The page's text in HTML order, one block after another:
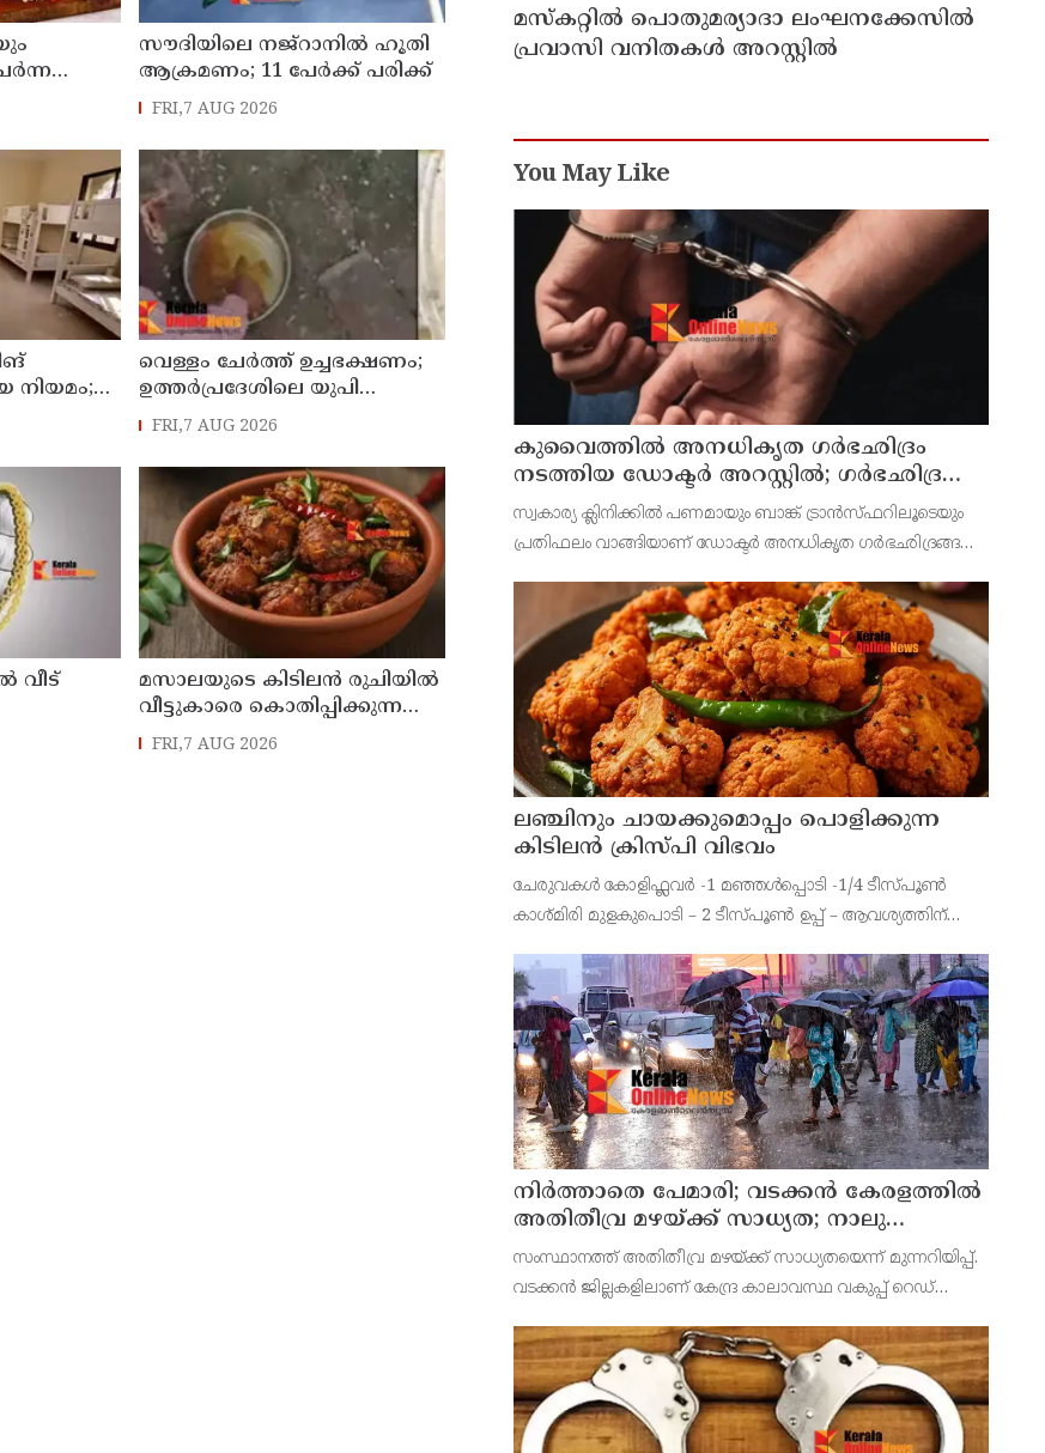
സൗദിയിലെ നജ്റാനില്‍ ഹൂതി
ആക്രമണം; 11 പേര്‍ക്ക് പരിക്ക്
FRI,7 AUG 2026
നിയമം;
വെള്ളം ചേര്‍ത്ത് ഉച്ചഭക്ഷണം;
ഉത്തര്‍പ്രദേശിലെ യുപി
സ്‌കൂളില്‍ പ്രധാനാധ്യാപകന്
FRI,7 AUG 2026
വീട്
പണവും
മസാലയുടെ കിടിലൻ രുചിയിൽ
വീട്ടുകാരെ കൊതിപ്പിക്കുന്ന
സ്പെഷ്യൽ വിഭവം
FRI,7 AUG 2026
മസ്‌കറ്റില്‍ പൊതുമര്യാദാ ലംഘനക്കേസില്‍
പ്രവാസി വനിതകള്‍ അറസ്റ്റില്‍
You May Like
കുവൈത്തില്‍ അനധികൃത ഗര്‍ഭഛിദ്രം
നടത്തിയ ഡോക്ടര്‍ അറസ്റ്റില്‍; ഗര്‍ഭഛിദ്ര
ഗുളികകളും പിടിച്ചെടുത്തു
സ്വകാര്യ ക്ലിനിക്കില്‍ പണമായും ബാങ്ക് ട്രാന്‍സ്ഫറിലൂടെയും
പ്രതിഫലം വാങ്ങിയാണ് ഡോക്ടര്‍ അനധികൃത ഗര്‍ഭഛിദ്രങ്ങള്‍
നിരീക്ഷണം ശക്തമാക്കി
ലഞ്ചിനും ചായക്കുമൊപ്പം പൊളിക്കുന്ന
കിടിലൻ ക്രിസ്പി വിഭവം
ചേരുവകൾ കോളിഫ്ലവർ -1 മഞ്ഞൾപ്പൊടി -1/4 ടീസ്പൂൺ
കാശ്മിരി മുളകുപൊടി – 2 ടീസ്പൂൺ ഉപ്പ് – ആവശ്യത്തിന്
ആവശ്യത്തിന് തയാറാക്കുന്ന വിധം ഒരു കോളിഫ്ലവർ
ചെറുതായി
നിർത്താതെ പേമാരി; വടക്കന്‍ കേരളത്തില്‍
അതിതീവ്ര മഴയ്ക്ക് സാധ്യത; നാലു
ജില്ലകളില്‍ റെഡ് അലര്‍ട്ട്
സംസ്ഥാനത്ത് അതിതീവ്ര മഴയ്ക്ക് സാധ്യതയെന്ന് മുന്നറിയിപ്പ്.
വടക്കന്‍ ജില്ലകളിലാണ് കേന്ദ്ര കാലാവസ്ഥ വകുപ്പ് റെഡ്
കാസര്‍കോട് ജില്ലകളിലാണ് അതിതീവ്